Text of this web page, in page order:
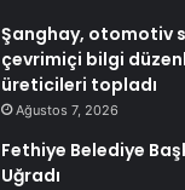
Şanghay, otomotiv
çevrimiçi bilgi
üreticileri topladı
Ağustos 7, 2026
Fethiye Belediye
Uğradı